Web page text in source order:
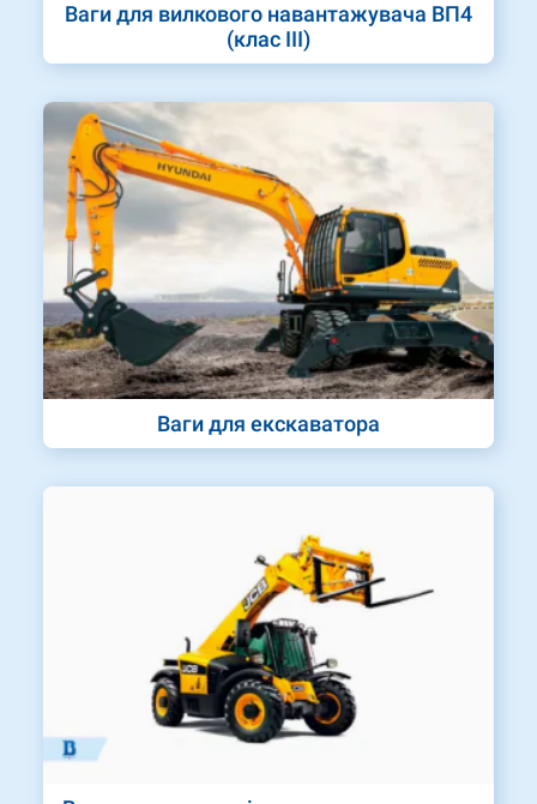
Ваги для вилкового навантажувача ВП4
(клас III)
Ваги для екскаватора